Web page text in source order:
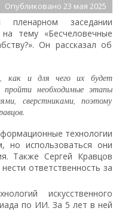
Опубликовано 23 мая 2025
заседании
тему «Бесчеловечные
Он рассказал об
как и для чего их будет
пройти необходимые этапы
сверстниками, поэтому
технологии
но использоваться они
Также Сергей Кравцов
ответственность за
искусственного
по ИИ. За 5 лет в ней